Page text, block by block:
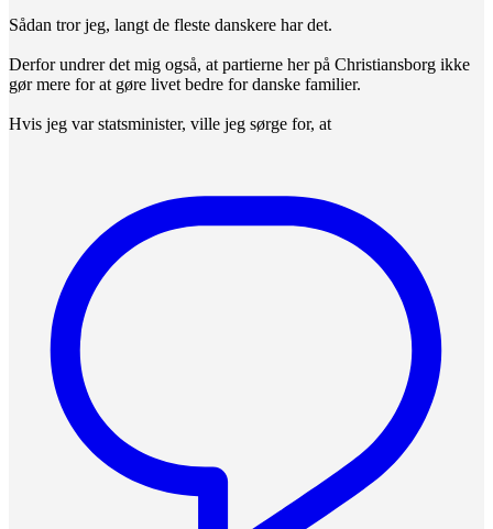
Sådan tror jeg, langt de fleste danskere har det.
Derfor undrer det mig også, at partierne her på Christiansborg ikke
gør mere for at gøre livet bedre for danske familier.
Hvis jeg var statsminister, ville jeg sørge for, at